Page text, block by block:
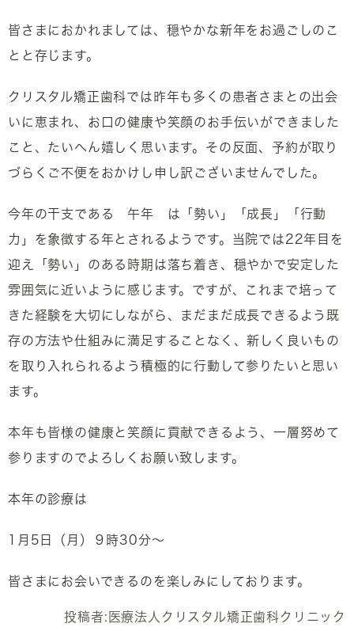
皆さまにおかれましては、穏やかな新年をお過ごしのこ
とと存じます。
クリスタル矯正歯科では昨年も多くの患者さまとの出会
いに恵まれ、お口の健康や笑顔のお手伝いができました
こと、たいへん嬉しく思います。その反面、予約が取り
づらくご不便をおかけし申し訳ございませんでした。
今年の干支である 午年 は「勢い」「成長」「行動
力」を象徴する年とされるようです。当院では22年目を
迎え「勢い」のある時期は落ち着き、穏やかで安定した
雰囲気に近いように感じます。ですが、これまで培って
きた経験を大切にしながら、まだまだ成長できるよう既
存の方法や仕組みに満足することなく、新しく良いもの
を取り入れられるよう積極的に行動して参りたいと思い
ます。
本年も皆様の健康と笑顔に貢献できるよう、一層努めて
参りますのでよろしくお願い致します。
本年の診療は
1月5日（月）９時30分～
皆さまにお会いできるのを楽しみにしております。
投稿者: 医療法人クリスタル矯正歯科クリニック